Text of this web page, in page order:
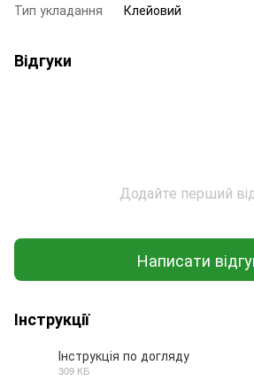
Тип укладання
Клейовий
Відгуки
Додайте перший
Написати
Інструкції
Інструкція по догляду
309 КБ